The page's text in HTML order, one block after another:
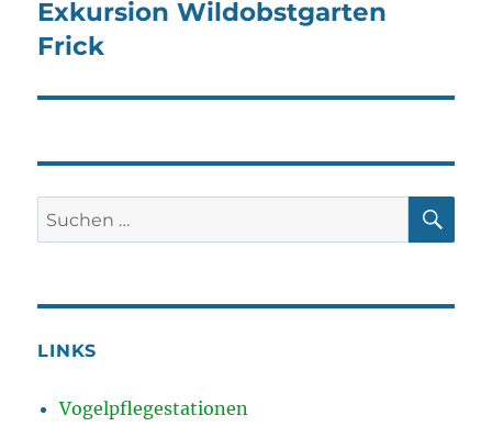
Nächster
Beitrag:
Exkursion Wildobstgarten
Frick
Suchen
nach:
LINKS
Vogelpflegestationen